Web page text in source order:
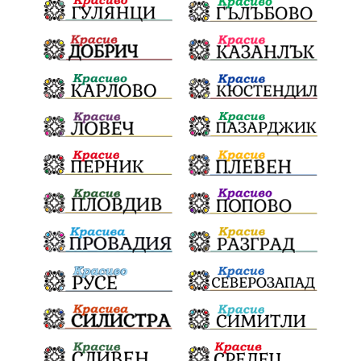
Световна купа Мафия Правителство
Благотворителност Събития
Българска патриаршия СВетли празници
Криминално Творчество Тръмп
Ценности Европейска комисия
Урсула фон дер Лайен Законопроект
Вдъхновяваща история Приказка
Замърсяване Боклук Дружба
Хавайска мироточива икона
Пресвета Богородица Светия синод